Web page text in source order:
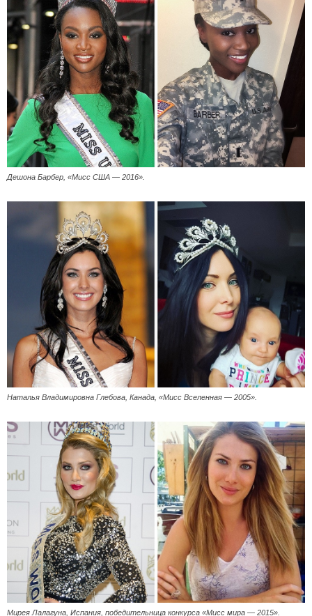
Дешона Барбер, «Мисс США — 2016».
Наталья Владимировна Глебова, Канада, «Мисс Вселенная — 2005».
Мирея Лалагуна, Испания, победительница конкурса «Мисс мира — 2015».